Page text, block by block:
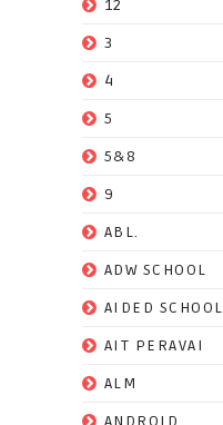
12
3
4
5
5&8
9
ABL.
ADW SCHOOL
AIDED SCHOOL
AIT PERAVAI
ALM
ANDROID